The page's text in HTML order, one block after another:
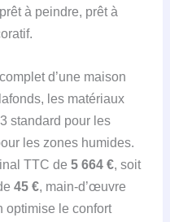
à peindre, prêt à
d’une maison
les matériaux
standard pour les
les zones humides.
TTC de 5 664 €, soit
45 €, main-d’œuvre
optimise le confort